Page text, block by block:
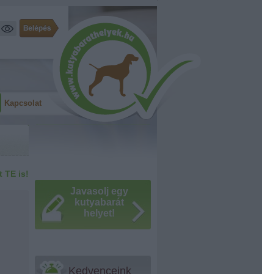
Kapcsolat
TE is!
Javasolj egy
kutyabarát
helyet!
Kedvenceink